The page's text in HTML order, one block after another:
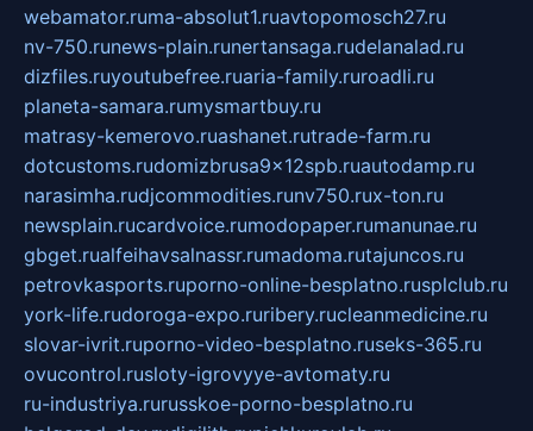
webamator.ruma-absolut1.ruavtopomosch27.ru
nv-750.runews-plain.runertansaga.rudelanalad.ru
dizfiles.ruyoutubefree.ruaria-family.ruroadli.ru
planeta-samara.rumysmartbuy.ru
matrasy-kemerovo.ruashanet.rutrade-farm.ru
dotcustoms.rudomizbrusa9x12spb.ruautodamp.ru
narasimha.rudjcommodities.runv750.rux-ton.ru
newsplain.rucardvoice.rumodopaper.rumanunae.ru
gbget.rualfeihavsalnassr.rumadoma.rutajuncos.ru
petrovkasports.ruporno-online-besplatno.rusplclub.ru
york-life.rudoroga-expo.ruribery.rucleanmedicine.ru
slovar-ivrit.ruporno-video-besplatno.ruseks-365.ru
ovucontrol.rusloty-igrovyye-avtomaty.ru
ru-industriya.rurusskoe-porno-besplatno.ru